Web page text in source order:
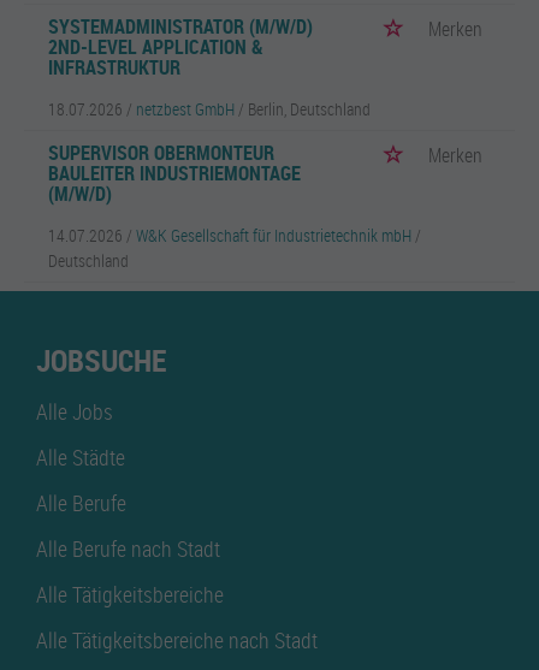
SYSTEMADMINISTRATOR (M/W/D)
2ND-LEVEL APPLICATION &
INFRASTRUKTUR
Merken
18.07.2026 / netzbest GmbH / Berlin, Deutschland
SUPERVISOR OBERMONTEUR
BAULEITER INDUSTRIEMONTAGE
(M/W/D)
Merken
14.07.2026 / W&K Gesellschaft für Industrietechnik mbH /
Deutschland
JOBSUCHE
Alle Jobs
Alle Städte
Alle Berufe
Alle Berufe nach Stadt
Alle Tätigkeitsbereiche
Alle Tätigkeitsbereiche nach Stadt